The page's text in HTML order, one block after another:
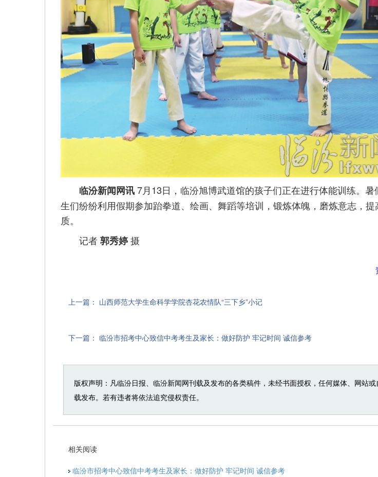
临汾新闻网讯7月13日，临汾旭博武道馆的孩子们正在进行体能训练。暑
生们纷纷利用假期参加跆拳道、绘画、舞蹈等培训，锻炼体魄，磨炼意志，提
质。
记者郭秀婷摄
上一篇： 山西师范大学生命科学学院杏花农情队“三下乡”小记
下一篇： 临汾市招考中心致信中考考生及家长：做好防护 牢记时间 诚信参考
版权声明：凡临汾日报、临汾新闻网刊载及发布的各类稿件，未经书面授权，任何媒体、网站
载发布。若有违者将依法追究侵权责任。
相关阅读
临汾市招考中心致信中考考生及家长：做好防护 牢记时间 诚信参考